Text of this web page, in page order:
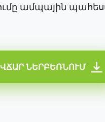
ամպային
ՆԵՐԲԵՌՆՈՒՄ